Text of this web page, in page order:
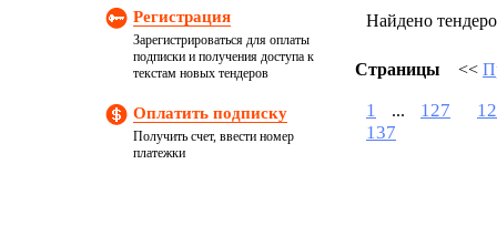
Регистрация
Зарегистрироваться для оплаты
подписки и получения доступа к
текстам новых тендеров
Оплатить подписку
Получить счет, ввести номер
платежки
Найдено
Страницы <<
1 ... 127
137